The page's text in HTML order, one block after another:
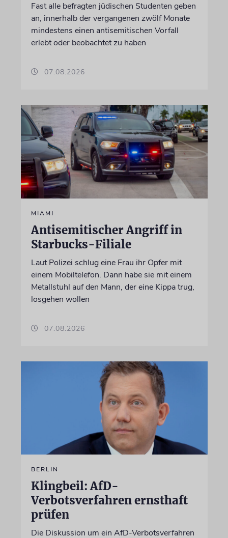
Fast alle befragten jüdischen Studenten geben
an, innerhalb der vergangenen zwölf Monate
mindestens einen antisemitischen Vorfall
erlebt oder beobachtet zu haben
07.08.2026
MIAMI
Antisemitischer Angriff in
Starbucks-Filiale
Laut Polizei schlug eine Frau ihr Opfer mit
einem Mobiltelefon. Dann habe sie mit einem
Metallstuhl auf den Mann, der eine Kippa trug,
losgehen wollen
07.08.2026
BERLIN
Klingbeil: AfD-
Verbotsverfahren ernsthaft
prüfen
Die Diskussion um ein AfD-Verbotsverfahren